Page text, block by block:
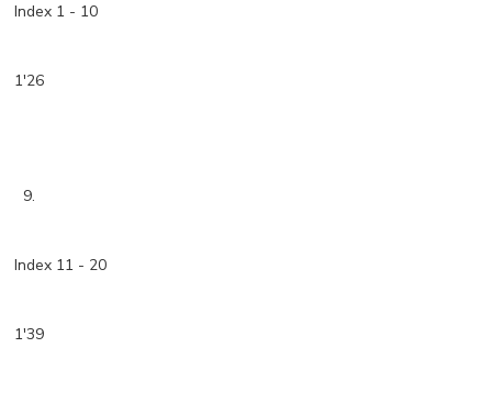
Index 1 - 10
1'26
9.
Index 11 - 20
1'39